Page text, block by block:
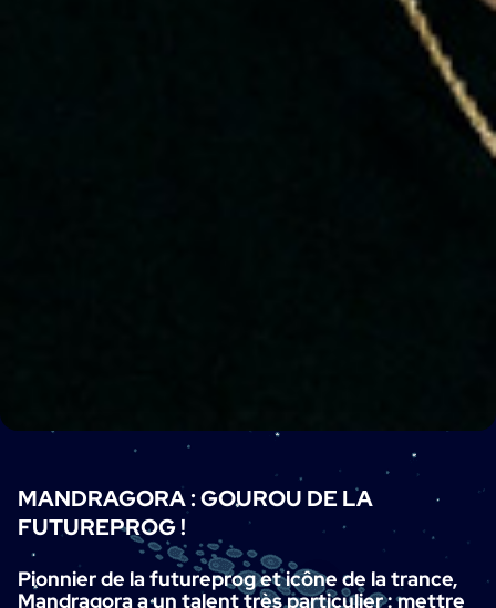
MANDRAGORA : GOUROU DE LA
FUTUREPROG !
Pionnier de la futureprog et icône de la trance,
Mandragora a un talent très particulier : mettre